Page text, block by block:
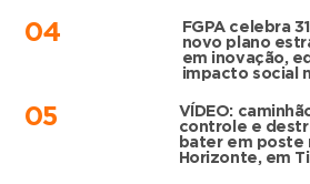
04
FGPA celebra
novo plano
em inovação,
impacto social
05
VÍDEO:
controle e
bater em poste
Horizonte, em